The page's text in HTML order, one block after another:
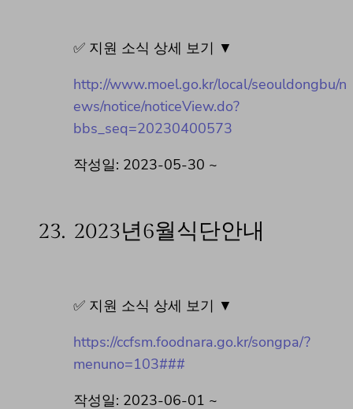
✅ 지원 소식 상세 보기 ▼
http://www.moel.go.kr/local/seouldongbu/n
ews/notice/noticeView.do?
bbs_seq=20230400573
작성일: 2023-05-30 ~
23. 2023년6월식단안내
✅ 지원 소식 상세 보기 ▼
https://ccfsm.foodnara.go.kr/songpa/?
menuno=103###
작성일: 2023-06-01 ~